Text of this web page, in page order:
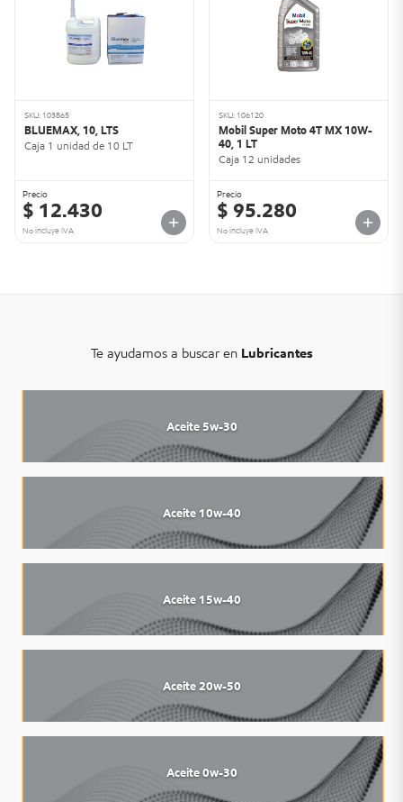
SKU: 103865
BLUEMAX, 10, LTS
Caja 1 unidad de 10 LT
Precio
$ 12.430
No incluye IVA
SKU: 106120
Mobil Super Moto 4T MX 10W-
40, 1 LT
Caja 12 unidades
Precio
$ 95.280
No incluye IVA
Te ayudamos a buscar en Lubricantes
Aceite 5w-30
Aceite 10w-40
Aceite 15w-40
Aceite 20w-50
Aceite 0w-30